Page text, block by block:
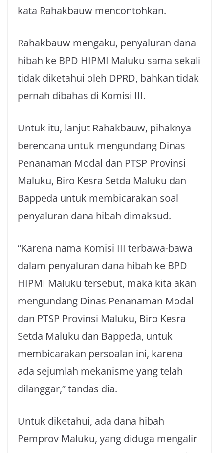
kata Rahakbauw mencontohkan.
Rahakbauw mengaku, penyaluran dana
hibah ke BPD HIPMI Maluku sama sekali
tidak diketahui oleh DPRD, bahkan tidak
pernah dibahas di Komisi III.
Untuk itu, lanjut Rahakbauw, pihaknya
berencana untuk mengundang Dinas
Penanaman Modal dan PTSP Provinsi
Maluku, Biro Kesra Setda Maluku dan
Bappeda untuk membicarakan soal
penyaluran dana hibah dimaksud.
“Karena nama Komisi III terbawa-bawa
dalam penyaluran dana hibah ke BPD
HIPMI Maluku tersebut, maka kita akan
mengundang Dinas Penanaman Modal
dan PTSP Provinsi Maluku, Biro Kesra
Setda Maluku dan Bappeda, untuk
membicarakan persoalan ini, karena
ada sejumlah mekanisme yang telah
dilanggar,” tandas dia.
Untuk diketahui, ada dana hibah
Pemprov Maluku, yang diduga mengalir